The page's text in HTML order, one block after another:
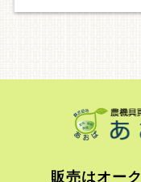
販売はオー